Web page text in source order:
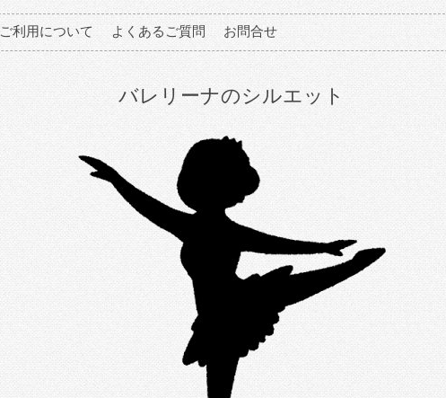
ご利用について よくあるご質問 お問合せ
バレリーナのシルエット